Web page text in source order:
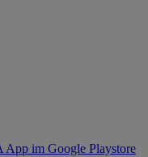
im Google Playstore